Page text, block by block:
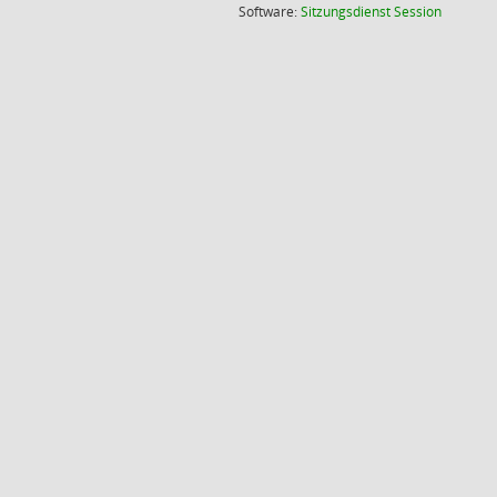
Software:SitzungsdienstSession(Wird in